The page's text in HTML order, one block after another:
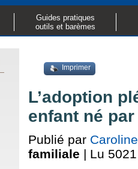
Guides pratiques
outils et barèmes
Imprimer
L’adoption
enfant né
Publié par
familiale | Lu